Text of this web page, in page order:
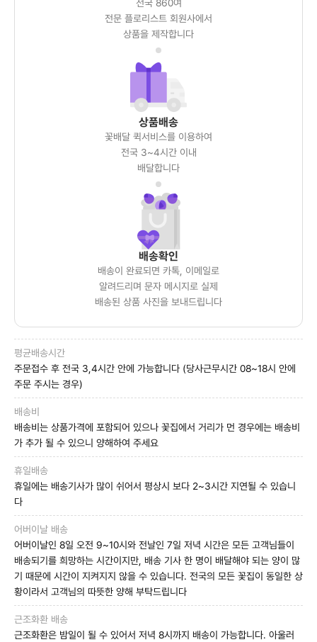
전국 860여
전문 플로리스트 회원사에서
상품을 제작합니다
상품배송
꽃배달 퀵서비스를 이용하여
전국 3~4시간 이내
배달합니다
배송확인
배송이 완료되면 카톡, 이메일로
알려드리며 문자 메시지로 실제
배송된 상품 사진을 보내드립니다
평균배송시간
주문접수 후 전국 3,4시간 안에 가능합니다 (당사근무시간 08~18시 안에
주문 주시는 경우)
배송비
배송비는 상품가격에 포함되어 있으나 꽃집에서 거리가 먼 경우에는 배송비
가 추가 될 수 있으니 양해하여 주세요
휴일배송
휴일에는 배송기사가 많이 쉬어서 평상시 보다 2~3시간 지연될 수 있습니
다
어버이날 배송
어버이날인 8일 오전 9~10시와 전날인 7일 저녁 시간은 모든 고객님들이
배송되기를 희망하는 시간이지만, 배송 기사 한 명이 배달해야 되는 양이 많
기 때문에 시간이 지켜지지 않을 수 있습니다. 전국의 모든 꽃집이 동일한 상
황이라서 고객님의 따뜻한 양해 부탁드립니다
근조화환 배송
근조화환은 밤일이 될 수 있어서 저녁 8시까지 배송이 가능합니다. 아울러